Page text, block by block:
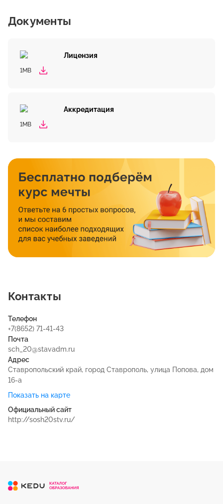
Документы
Лицензия
1MB
Аккредитация
1MB
Контакты
Телефон
+7(8652) 71-41-43
Почта
sch_20@stavadm.ru
Адрес
Ставропольский край, город Ставрополь, улица Попова, дом
16-а
Показать на карте
Официальный сайт
http://sosh20stv.ru/